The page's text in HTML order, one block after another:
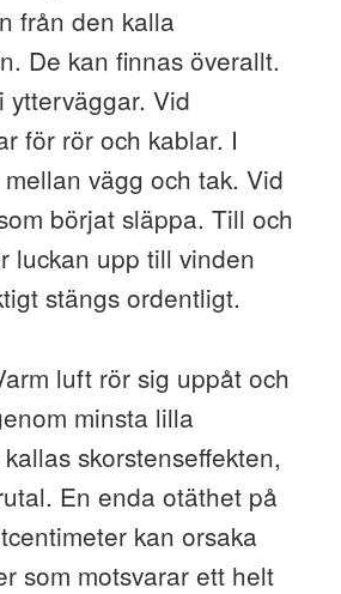
från den kalla
De kan finnas överallt.
ytterväggar. Vid
för rör och kablar. I
vägg och tak. Vid
börjat släppa. Till och
luckan upp till vinden
stängs ordentligt.
luft rör sig uppåt och
minsta lilla
skorstenseffekten,
En enda otäthet på
kan orsaka
som motsvarar ett helt